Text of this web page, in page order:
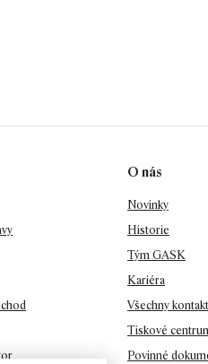
O nás
Novinky
Historie
Tým GASK
Kariéra
Všechny
Tiskové
Povinné